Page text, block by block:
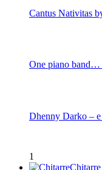
One piano band…
Dhenny Darko –
1
Chitarre